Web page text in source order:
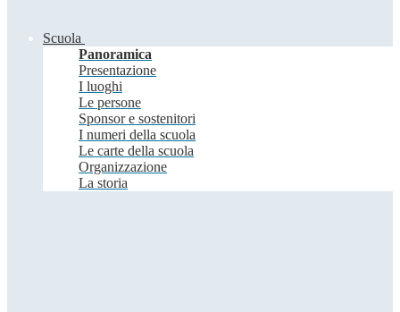
Scuola
Panoramica
Presentazione
I luoghi
Le persone
Sponsor e sostenitori
I numeri della scuola
Le carte della scuola
Organizzazione
La storia